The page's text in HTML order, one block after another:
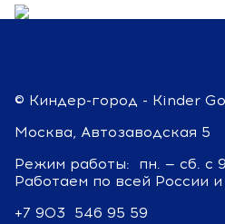
© Киндер-город - Kinder
Москва, Автозаводская 5
Режим работы: пн. — сб. с
Работаем по всей России
+7 903 546 95 59